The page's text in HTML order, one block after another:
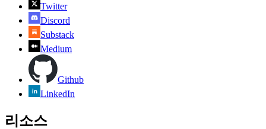
Twitter
Discord
Substack
Medium
Github
LinkedIn
리소스